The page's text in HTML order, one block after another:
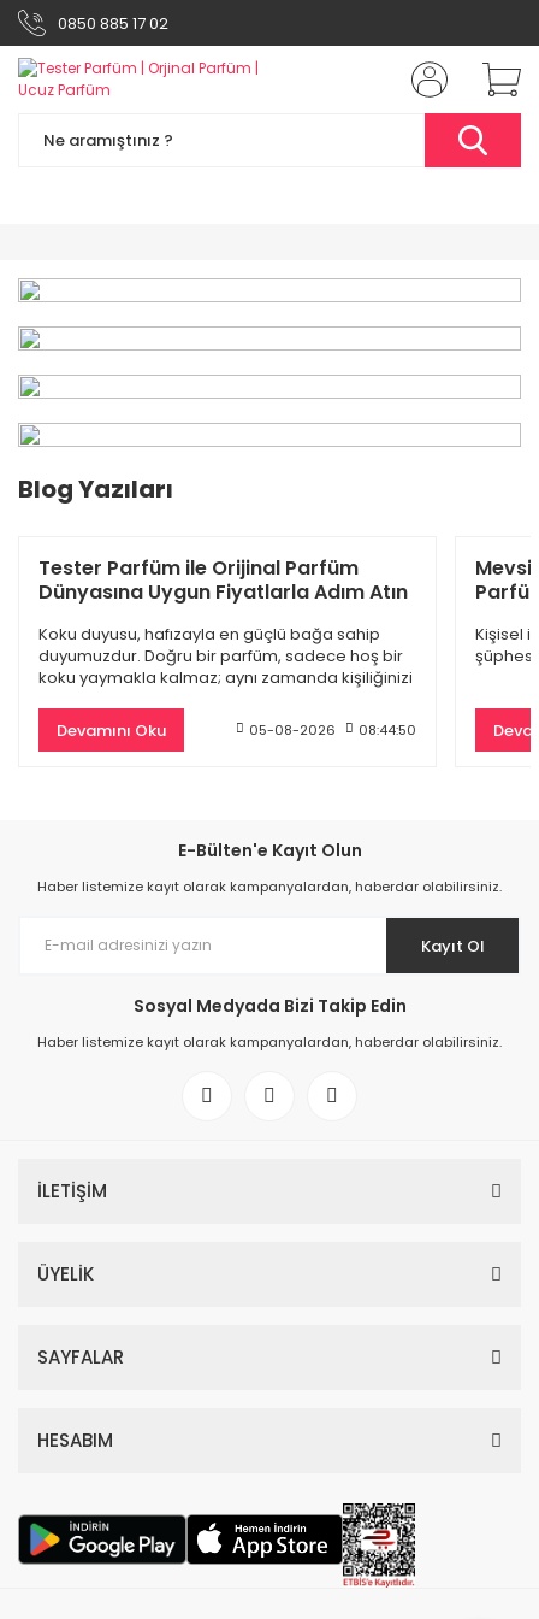
0850 885 17 02
Dior Sauvage Edp Erkek Parfüm 100 Ml
9.500,00 TL
%61
Dior Hypnotic Poison Edp Kadın Parfüm 100 Ml
4.797,00 TL
Blog Yazıları
Tester Parfüm ile Orijinal Parfüm
Dünyasına Uygun Fiyatlarla Adım Atın
Koku duyusu, hafızayla en güçlü bağa sahip
duyumuzdur. Doğru bir parfüm, sadece hoş bir
koku yaymakla kalmaz; aynı zamanda kişiliğinizi
Devamını Oku
05-08-2026 08:44:50
Kişisel
E-Bülten'e Kayıt Olun
Haber listemize kayıt olarak kampanyalardan, haberdar olabilirsiniz.
Kayıt Ol
Sosyal Medyada Bizi Takip Edin
Haber listemize kayıt olarak kampanyalardan, haberdar olabilirsiniz.
İLETİŞİM
ÜYELİK
SAYFALAR
HESABIM